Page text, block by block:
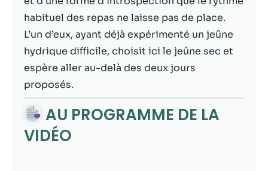
habituel des repas ne laisse pas de place.
L’un d’eux, ayant déjà expérimenté un jeûne
hydrique difficile, choisit ici le jeûne sec et
espère aller au-delà des deux jours
proposés.
AU PROGRAMME DE LA
VIDÉO
visitez notre
site, vous
augmentez les
chances de
voir du
contenu et des
personnalisés.